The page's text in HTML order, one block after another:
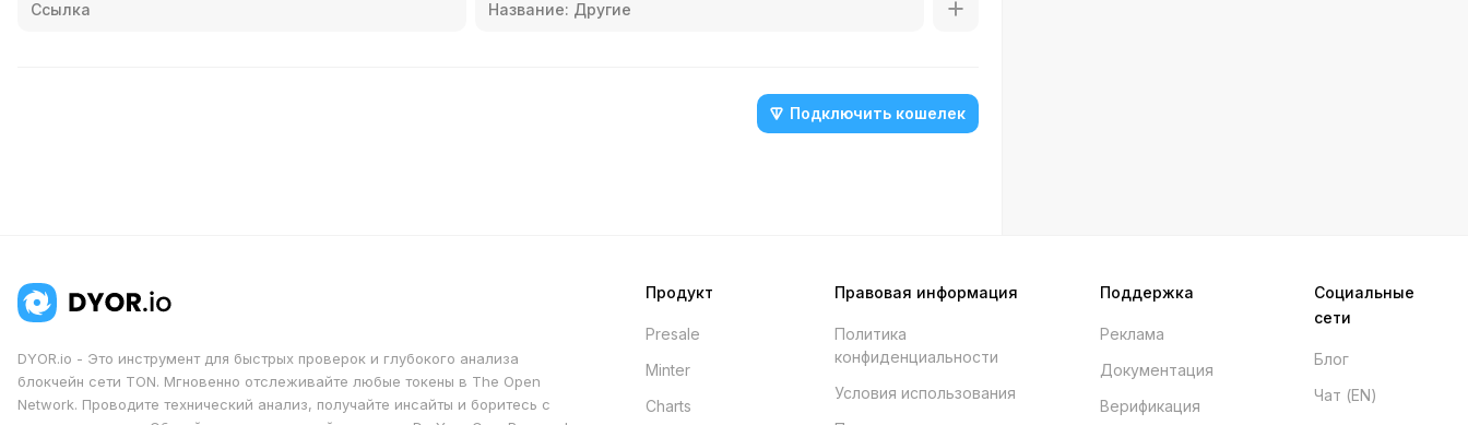
Подключить кошелек
DYOR.io - Это инструмент для быстрых проверок и глубокого анализа
блокчейн сети TON. Мгновенно отслеживайте любые токены в The Open
Network. Проводите технический анализ, получайте инсайты и боритесь с
Продукт
Presale
Minter
Charts
Правовая информация
Политика
конфиденциальности
Условия использования
Поддержка
Реклама
Документация
Верификация
Социальные
сети
Блог
Чат (EN)